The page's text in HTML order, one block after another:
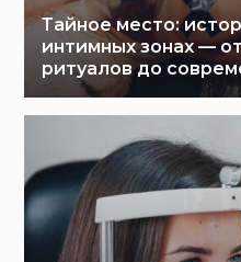
Тайное место:
интимных зонах —
ритуалов до